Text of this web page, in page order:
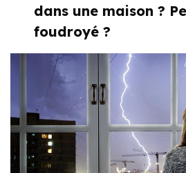
dans une maison ?
foudroyé ?